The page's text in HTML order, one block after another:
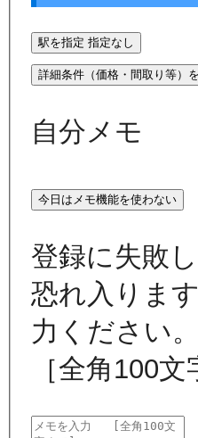
駅を指定 指定なし
詳細条件（価格・間取り等）
自分メモ
今日はメモ機能を使わない
登録に失敗
恐れ入りま
力ください。
［全角100文